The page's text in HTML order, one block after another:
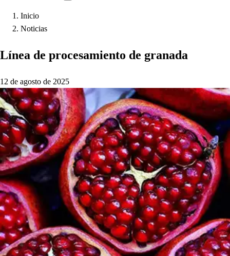
Inicio
Noticias
Línea de procesamiento de granada
12 de agosto de 2025